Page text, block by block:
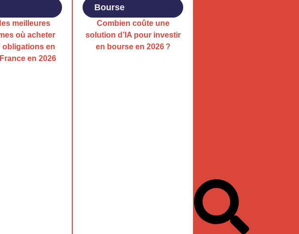
meilleures
où acheter
obligations en
en 2026
Bourse
Combien coûte une
solution d’IA pour investir
en bourse en 2026 ?